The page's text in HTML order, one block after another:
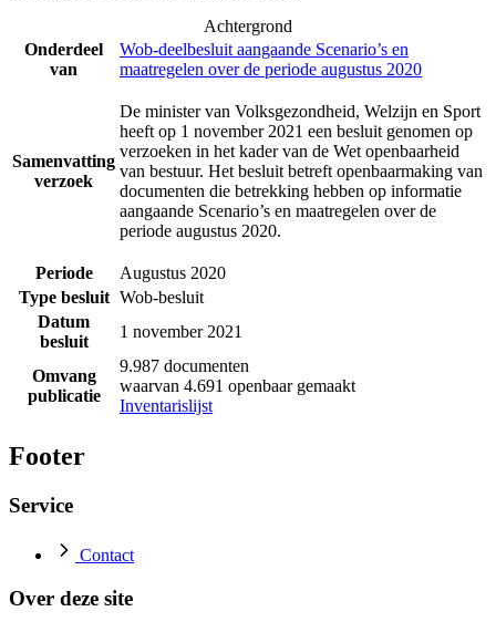
Achtergrond
Onderdeel
van
Wob-deelbesluit aangaande Scenario’s en
maatregelen over de periode augustus 2020
Samenvatting
verzoek
De minister van Volksgezondheid, Welzijn en Sport
heeft op 1 november 2021 een besluit genomen op
verzoeken in het kader van de Wet openbaarheid
van bestuur. Het besluit betreft openbaarmaking van
documenten die betrekking hebben op informatie
aangaande Scenario’s en maatregelen over de
periode augustus 2020.
Periode
Augustus 2020
Type besluit Wob-besluit
Datum
besluit
1 november 2021
Omvang
publicatie
9.987 documenten
waarvan 4.691 openbaar gemaakt
Inventarislijst
Footer
Service
Contact
Over deze site